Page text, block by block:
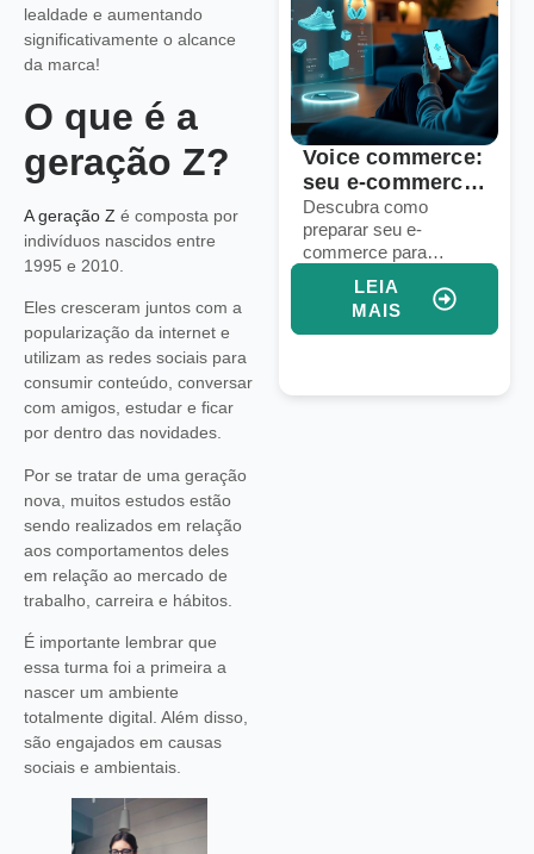
lealdade e aumentando
significativamente o alcance
da marca!
O que é a
geração Z?
A geração Z é composta por
indivíduos nascidos entre
1995 e 2010.
Eles cresceram juntos com a
popularização da internet e
utilizam as redes sociais para
consumir conteúdo, conversar
com amigos, estudar e ficar
por dentro das novidades.
Por se tratar de uma geração
nova, muitos estudos estão
sendo realizados em relação
aos comportamentos deles
em relação ao mercado de
trabalho, carreira e hábitos.
É importante lembrar que
essa turma foi a primeira a
nascer um ambiente
totalmente digital. Além disso,
são engajados em causas
sociais e ambientais.
de que
operação de
de um
falhas em
logística e
para
sua
de
e
vendas.
MAIS
Voice commerce:
seu e-commerce
está pronto para
vendas por voz?
Descubra como
preparar seu e-
commerce para
vendas por voz e
aumentar conversões
com assistentes